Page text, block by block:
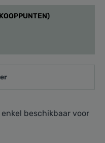
beschikbaar voor